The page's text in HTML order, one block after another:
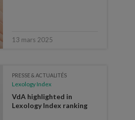
13 mars 2025
PRESSE & ACTUALITÉS
Lexology Index
VdA highlighted in
Lexology Index ranking